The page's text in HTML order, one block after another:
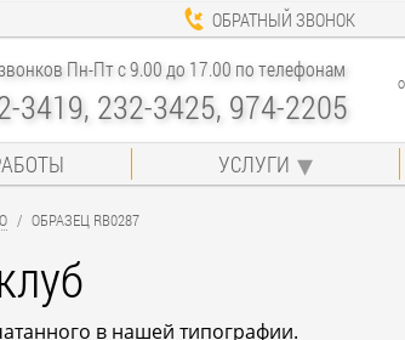
ОБРАТНЫЙ ЗВОНОК
Пн-Пт с 9.00 до 17.00 по телефонам
3419, 232-3425, 974-2205
УСЛУГИ
ОБРАЗЕЦ RB0287
в нашей типографии.